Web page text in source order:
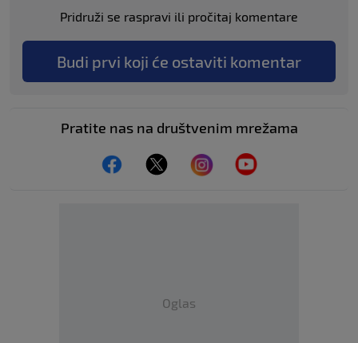
Pridruži se raspravi ili pročitaj komentare
Budi prvi koji će ostaviti komentar
Pratite nas na društvenim mrežama
Oglas